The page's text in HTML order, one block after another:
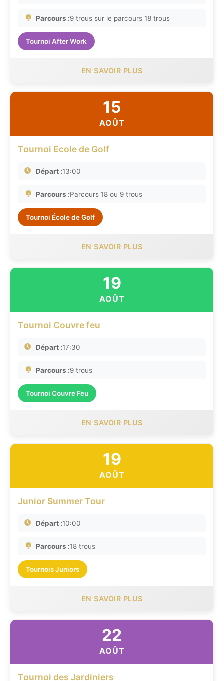
Parcours :9 trous sur le parcours 18 trous
Tournoi After Work
EN SAVOIR PLUS
15
AOÛT
Tournoi Ecole de Golf
Départ :13:00
Parcours :Parcours 18 ou 9 trous
Tournoi École de Golf
EN SAVOIR PLUS
19
AOÛT
Tournoi Couvre feu
Départ :17:30
Parcours :9 trous
Tournoi Couvre Feu
EN SAVOIR PLUS
19
AOÛT
Junior Summer Tour
Départ :10:00
Parcours :18 trous
Tournois Juniors
EN SAVOIR PLUS
22
AOÛT
Tournoi des Jardiniers